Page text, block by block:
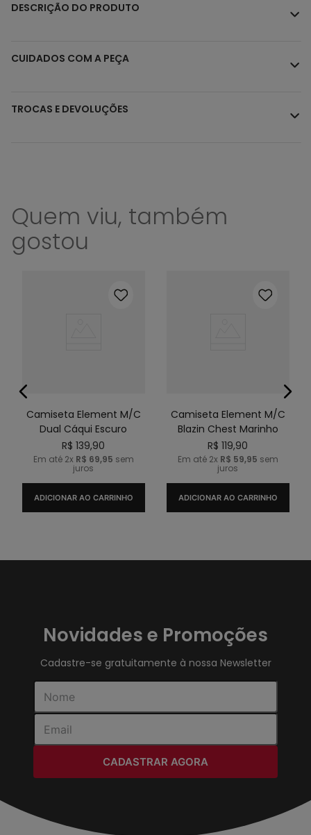
DESCRIÇÃO DO PRODUTO
CUIDADOS COM A PEÇA
TROCAS E DEVOLUÇÕES
Quem viu, também
gostou
Camiseta Element M/C
Dual Cáqui Escuro
R$ 139,90
Em até 2x R$ 69,95 sem
juros
ADICIONAR AO CARRINHO
Camiseta Element M/C
Blazin Chest Marinho
R$ 119,90
Em até 2x R$ 59,95 sem
juros
ADICIONAR AO CARRINHO
Novidades e Promoções
Cadastre-se gratuitamente à nossa Newsletter
CADASTRAR AGORA